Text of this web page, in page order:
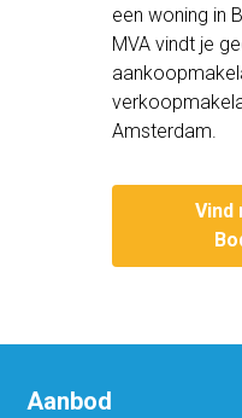
een woning in
MVA vindt je
Amsterdam.
Vind
Aanbod